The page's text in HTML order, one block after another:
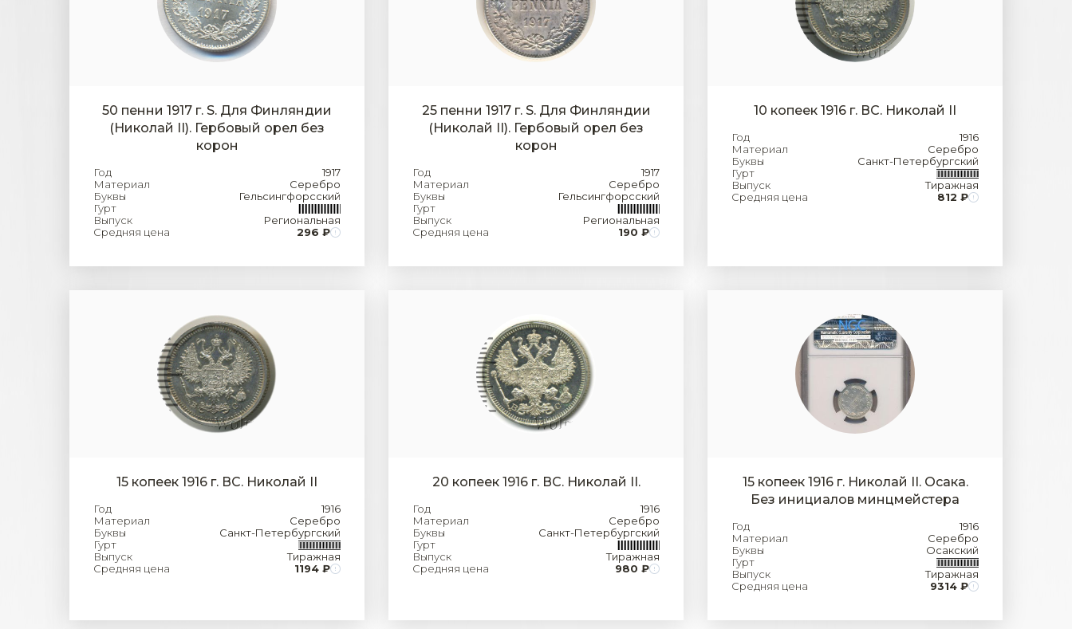
50 пенни 1917 г. S. Для Финляндии
(Николай II). Гербовый орел без
корон
Год
1917
Материал
Серебро
Буквы
Гельсингфорсский
Гурт
Выпуск
Региональная
Средняя цена
296 ₽
25 пенни 1917 г. S. Для Финляндии
(Николай II). Гербовый орел без
корон
Год
1917
Материал
Серебро
Буквы
Гельсингфорсский
Гурт
Выпуск
Региональная
Средняя цена
190 ₽
10 копеек 1916 г. ВС. Николай II
Год
1916
Материал
Серебро
Буквы
Санкт-Петербургский
Гурт
Выпуск
Тиражная
Средняя цена
812 ₽
15 копеек 1916 г. ВС. Николай II
Год
1916
Материал
Серебро
Буквы
Санкт-Петербургский
Гурт
Выпуск
Тиражная
Средняя цена
1194 ₽
20 копеек 1916 г. ВС. Николай II.
Год
1916
Материал
Серебро
Буквы
Санкт-Петербургский
Гурт
Выпуск
Тиражная
Средняя цена
980 ₽
15 копеек 1916 г. Николай II. Осака.
Без инициалов минцмейстера
Год
1916
Материал
Серебро
Буквы
Осакский
Гурт
Выпуск
Тиражная
Средняя цена
9314 ₽